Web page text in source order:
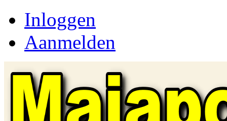
Inloggen
Aanmelden